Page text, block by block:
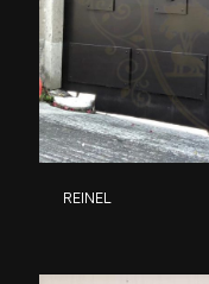
REINEL